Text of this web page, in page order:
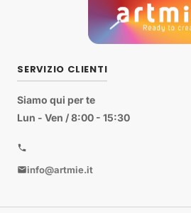
SERVIZIO CLIENTI
Siamo qui per te
Lun - Ven / 8:00 - 15:30
info@artmie.it